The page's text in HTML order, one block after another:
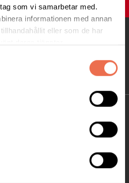
som vi samarbetar med.
informationen med annan
eller som de har